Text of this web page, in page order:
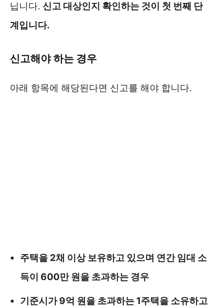
닙니다. 신고 대상인지 확인하는 것이 첫 번째 단
계입니다.
신고해야 하는 경우
아래 항목에 해당된다면 신고를 해야 합니다.
주택을 2채 이상 보유하고 있으며 연간 임대 소
득이 600만 원을 초과하는 경우
기준시가 9억 원을 초과하는 1주택을 소유하고